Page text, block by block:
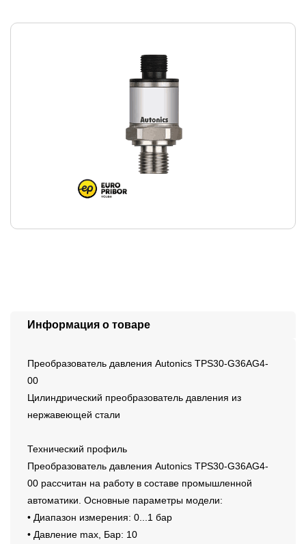
Информация о товаре
Преобразователь давления Autonics TPS30-G36AG4-
00
Цилиндрический преобразователь давления из
нержавеющей стали
Технический профиль
Преобразователь давления Autonics TPS30-G36AG4-
00 рассчитан на работу в составе промышленной
автоматики. Основные параметры модели:
• Диапазон измерения: 0...1 бар
• Давление max, Бар: 10